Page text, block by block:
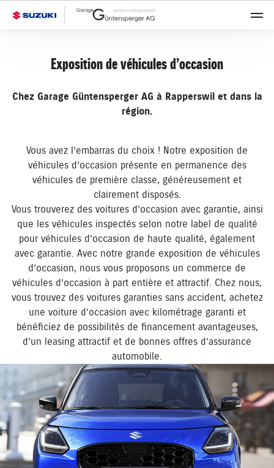
Exposition de véhicules d’occasion
Chez Garage Güntensperger AG à Rapperswil et dans la
région.
Vous avez l’embarras du choix ! Notre exposition de
véhicules d’occasion présente en permanence des
véhicules de première classe, généreusement et
clairement disposés.
Vous trouverez des voitures d’occasion avec garantie, ainsi
que les véhicules inspectés selon notre label de qualité
pour véhicules d’occasion de haute qualité, également
avec garantie. Avec notre grande exposition de véhicules
d’occasion, nous vous proposons un commerce de
véhicules d’occasion à part entière et attractif. Chez nous,
vous trouvez des voitures garanties sans accident, achetez
une voiture d’occasion avec kilométrage garanti et
bénéficiez de possibilités de financement avantageuses,
d’un leasing attractif et de bonnes offres d’assurance
automobile.